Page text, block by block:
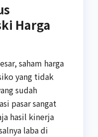
Harga
saham harga
yang tidak
sudah
pasar sangat
hasil kinerja
laba di